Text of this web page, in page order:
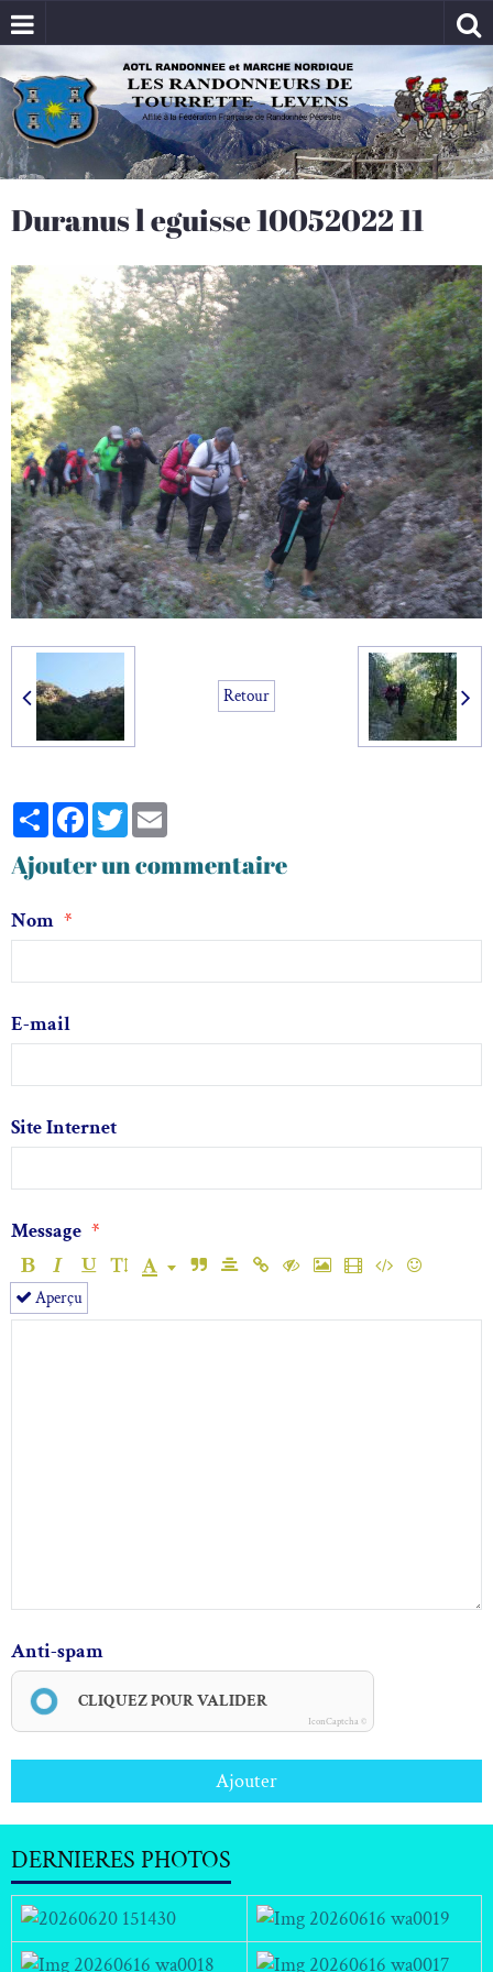
Duranus l eguisse 10052022 11
Retour
PartagerFacebook
Twitter
Ajouter un commentaire
Nom
E-mail
Site Internet
Message
Aperçu
Anti-spam
CLIQUEZ POUR VALIDER
IconCaptcha ©
Ajouter
DERNIERES PHOTOS